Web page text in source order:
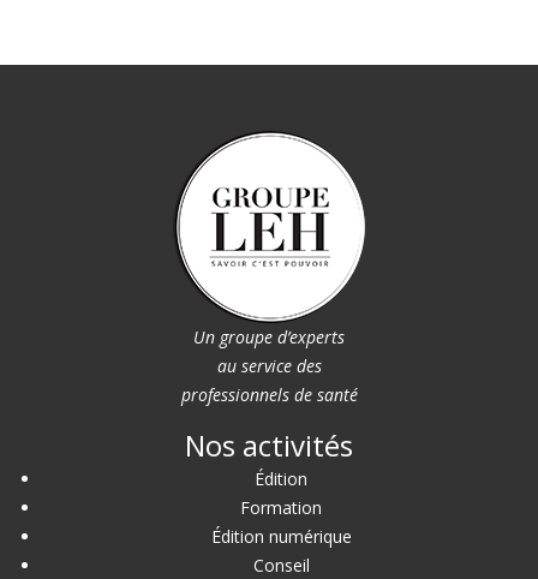
Un groupe d’experts
au service des
professionnels de santé
Nos activités
Édition
Formation
Édition numérique
Conseil